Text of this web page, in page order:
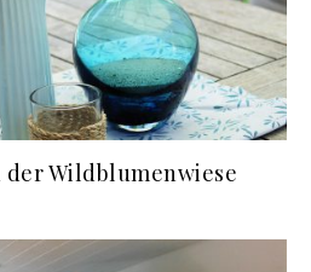
Wildblumenwiese